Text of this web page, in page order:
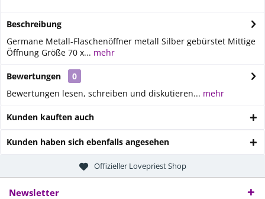
Beschreibung
Germane Metall-Flaschenöffner metall Silber gebürstet Mittige
Öffnung Größe 70 x... mehr
Bewertungen
0
Bewertungen lesen, schreiben und diskutieren... mehr
Kunden kauften auch
Kunden haben sich ebenfalls angesehen
Offizieller Lovepriest Shop
Newsletter